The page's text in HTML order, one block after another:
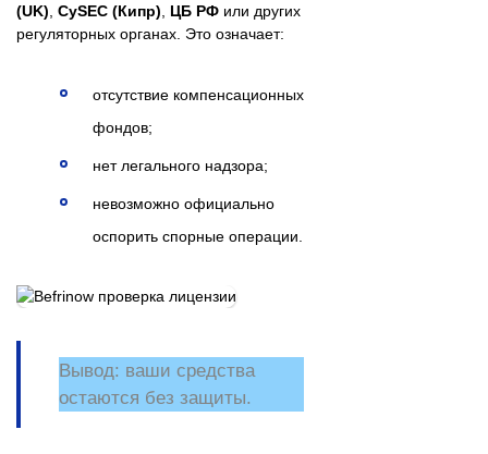
(UK) CySEC (Кипр) ЦБ РФ или других
регуляторных органах. Это означает:
отсутствие компенсационных
фондов;
нет легального надзора;
невозможно официально
оспорить спорные операции.
Вывод: ваши средства
остаются без защиты.